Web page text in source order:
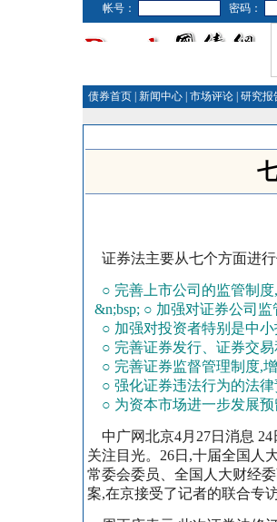
帐号： 密码：
债券首页 新闻中心 市场评论 研究报
证券法主要从七个方面进行
○ 完善上市公司的监管制度
&n;bsp; ○ 加强对证券公司
○ 加强对投资者特别是中小
○ 完善证券发行、证券交易
○ 完善证券监督管理制度,
○ 强化证券违法行为的法律
○ 为资本市场进一步发展预
中广网北京4月27日消息 24
关注目光。26日,十届全国人
常委会委员、全国人大财经
案,在京接受了记者的联合专访